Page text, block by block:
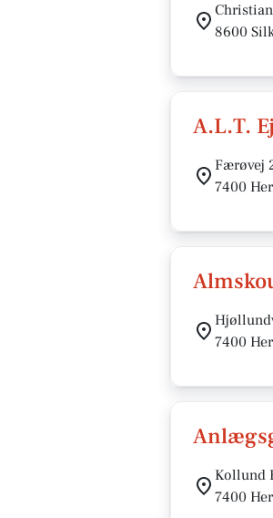
8600
A.L.T.
Færøvej
7400
7400
Kollund
7400